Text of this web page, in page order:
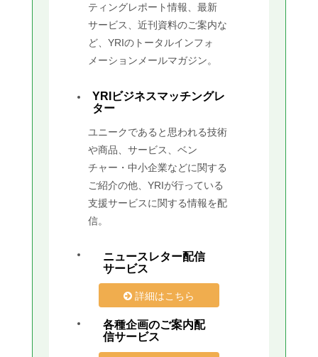
ティングレポート情報、最新
サービス、近刊資料のご案内な
ど、YRIのトータルインフォ
メーションメールマガジン。
YRIビジネスマッチングレ
ター
ユニークであると思われる技術
や商品、サービス、ベン
チャー・中小企業などに関する
ご紹介の他、YRIが行っている
支援サービスに関する情報を配
信。
ニュースレター配信
サービス
詳細はこちら
各種企画のご案内配
信サービス